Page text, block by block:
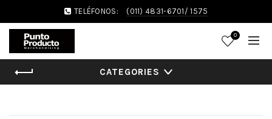
TELÉFONOS: (011) 4831-6701/ 1575
0
CATEGORIES